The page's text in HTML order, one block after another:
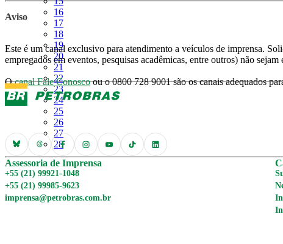
Página
16
Página
17
Página
18
Página
19
Página
20
Página
21
Página
22
Página
23
Página
24
Página
25
Página
26
Página
27
Página
28
Aviso
Este é um canal exclusivo para atendimento a veículos de imprensa.
empregados em eventos, pesquisas acadêmicas, entre outros) não sejam
Ocanal Fale Conoscoou o 0800 728 9001 são os canais adequados
Assessoria de Imprensa
+55 (21) 99921-1048
+55 (21) 99985-9623
imprensa@petrobras.com.br